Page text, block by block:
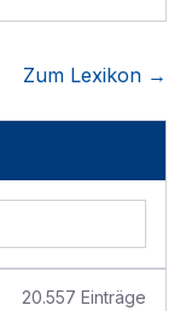
Zum Lexikon →
20.557 Einträge